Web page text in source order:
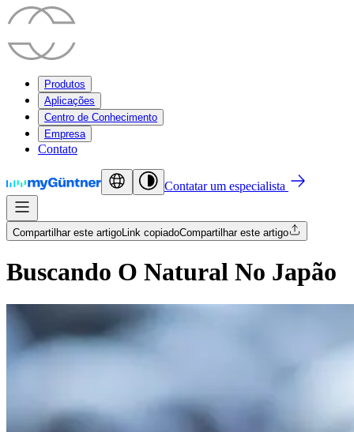
Produtos
Aplicações
Centro de Conhecimento
Empresa
Contato
Contatar um especialista
Compartilhar este artigoLink copiadoCompartilhar este artigo
Buscando O Natural No Japão